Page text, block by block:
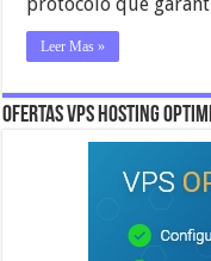
Leer Mas »
OFERTAS VPS HOSTING